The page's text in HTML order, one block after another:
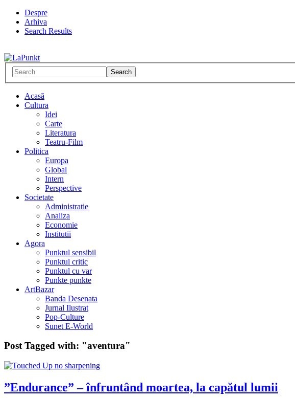
Despre
Arhiva
Search Results
Acasă
Cultura
Idei
Carte
Literatura
Teatru-Film
Politica
Europa
Global
Intern
Perspective
Societate
Administratie
Analiza
Economie
Institutii
Agora
Punktul sensibil
Punktul critic
Punktul cu var
Punkte punkte
ArtBazar
Banda Desenata
Jurnal Ilustrat
Pop-Culture
Sunet E-World
Post Tagged with: "aventura"
”Endurance” – înfruntând moartea, la capătul lumii